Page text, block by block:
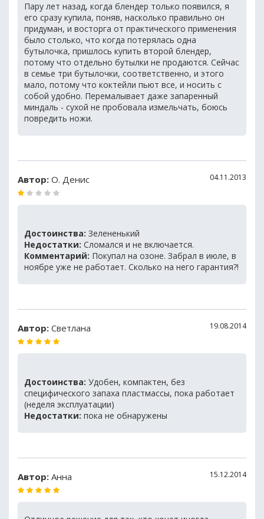
Пару лет назад, когда блендер только появился, я
его сразу купила, поняв, насколько правильно он
придуман, и восторга от практического применения
было столько, что когда потерялась одна
бутылочка, пришлось купить второй блендер,
потому что отдельно бутылки не продаются. Сейчас
в семье три бутылочки, соответственно, и этого
мало, потому что коктейли пьют все, и носить с
собой удобно. Перемалывает даже запаренный
миндаль - сухой не пробовала измельчать, боюсь
повредить ножи.
Автор: О. Денис 04.11.2013
Достоинства: Зелененький
Недостатки: Сломался и не включается.
Комментарий: Покупал на озоне. Забрал в июле, в
ноябре уже не работает. Сколько на него гарантия?!
Автор: Светлана 19.08.2014
Достоинства: Удобен, компактен, без
специфического запаха пластмассы, пока работает
(неделя эксплуатации)
Недостатки: пока не обнаружены
Автор: Анна 15.12.2014